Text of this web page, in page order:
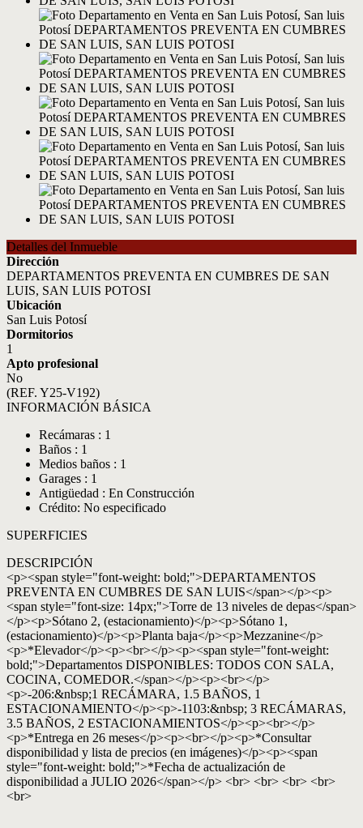
Detalles del Inmueble
Dirección
DEPARTAMENTOS PREVENTA EN CUMBRES DE SAN
LUIS, SAN LUIS POTOSI
Ubicación
San Luis Potosí
Dormitorios
1
Apto profesional
No
(REF. Y25-V192)
INFORMACIÓN BÁSICA
Recámaras : 1
Baños : 1
Medios baños : 1
Garages : 1
Antigüedad : En Construcción
Crédito: No especificado
SUPERFICIES
DESCRIPCIÓN
<p><span style="font-weight: bold;">DEPARTAMENTOS
PREVENTA EN CUMBRES DE SAN LUIS</span></p><p>
<span style="font-size: 14px;">Torre de 13 niveles de depas</span>
</p><p>Sótano 2, (estacionamiento)</p><p>Sótano 1,
(estacionamiento)</p><p>Planta baja</p><p>Mezzanine</p>
<p>*Elevador</p><p><br></p><p><span style="font-weight:
bold;">Departamentos DISPONIBLES: TODOS CON SALA,
COCINA, COMEDOR.</span></p><p><br></p>
<p>-206:&nbsp;1 RECÁMARA, 1.5 BAÑOS, 1
ESTACIONAMIENTO</p><p>-1103:&nbsp; 3 RECÁMARAS,
3.5 BAÑOS, 2 ESTACIONAMIENTOS</p><p><br></p>
<p>*Entrega en 26 meses</p><p><br></p><p>*Consultar
disponibilidad y lista de precios (en imágenes)</p><p><span
style="font-weight: bold;">*Fecha de actualización de
disponibilidad a JULIO 2026</span></p> <br> <br> <br> <br>
<br>